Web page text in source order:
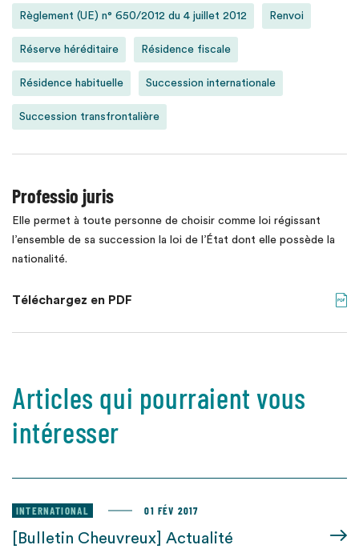
Règlement (UE) n° 650/2012 du 4 juillet 2012 Renvoi
Réserve héréditaire Résidence fiscale
Résidence habituelle Succession internationale
Succession transfrontalière
Professio juris
Elle permet à toute personne de choisir comme loi régissant
l’ensemble de sa succession la loi de l’État dont elle possède la
nationalité.
Téléchargez en PDF
Articles qui pourraient vous
intéresser
INTERNATIONAL 01 FÉV 2017
[Bulletin Cheuvreux] Actualité